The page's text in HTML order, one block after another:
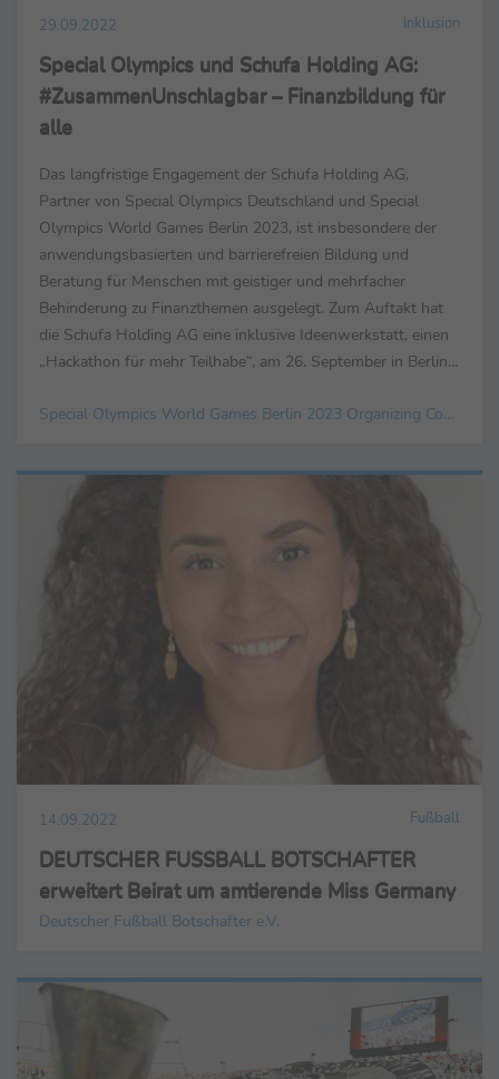
29.09.2022 Inklusion
Special Olympics und Schufa Holding AG:
#ZusammenUnschlagbar – Finanzbildung für
alle
Das langfristige Engagement der Schufa Holding AG,
Partner von Special Olympics Deutschland und Special
Olympics World Games Berlin 2023, ist insbesondere der
anwendungsbasierten und barrierefreien Bildung und
Beratung für Menschen mit geistiger und mehrfacher
Behinderung zu Finanzthemen ausgelegt. Zum Auftakt hat
die Schufa Holding AG eine inklusive Ideenwerkstatt, einen
„Hackathon für mehr Teilhabe“, am 26. September in Berlin
Special Olympics World Games Berlin 2023 Organizing Committee gGmbH
14.09.2022 Fußball
DEUTSCHER FUSSBALL BOTSCHAFTER
erweitert Beirat um amtierende Miss Germany
Deutscher Fußball Botschafter e.V.